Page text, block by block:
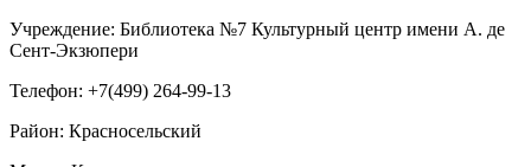
Учреждение: Библиотека №7 Культурный центр имени А. де
Сент-Экзюпери
Телефон: +7(499) 264-99-13
Район: Красносельский